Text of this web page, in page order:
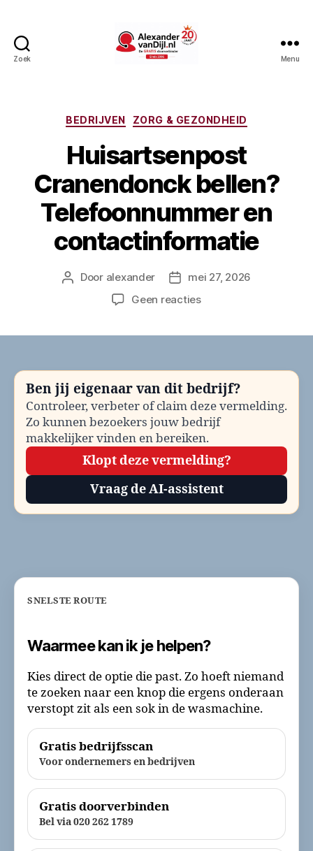
Zoek Menu
Categorieën
BEDRIJVEN ZORG & GEZONDHEID
Huisartsenpost
Cranendonck bellen?
Telefoonnummer en
contactinformatie
Berichtauteur
Door alexander Berichtdatum
mei 27, 2026
Geen reactiesop
en
contactinformatie
Ben jij eigenaar van dit bedrijf?
Controleer, verbeter of claim deze vermelding.
Zo kunnen bezoekers jouw bedrijf
makkelijker vinden en bereiken.
Klopt deze vermelding?
Vraag de AI-assistent
SNELSTE ROUTE
Waarmee kan ik je helpen?
Kies direct de optie die past. Zo hoeft niemand
te zoeken naar een knop die ergens onderaan
verstopt zit als een sok in de wasmachine.
Gratis bedrijfsscan
Voor ondernemers en bedrijven
Gratis doorverbinden
Bel via 020 262 1789